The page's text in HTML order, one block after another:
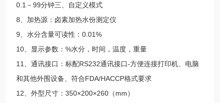
0.1－99分钟三、自定义模式
8、加热源：卤素加热水份测定仪
9、水分含量可读性：0.01%
10、显示参数：%水分，时间，温度，重量
11、通讯接口：标配RS232通讯接口-方便连接打印机、电脑
和其他外围设备、符合FDA/HACCP格式要求
12、外型尺寸：350×200×260（mm）